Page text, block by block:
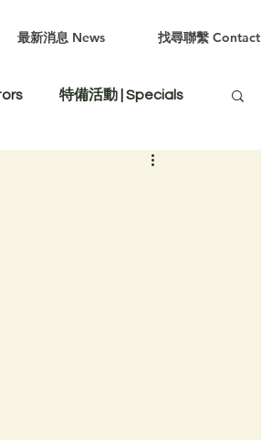
最新消息 News 找尋聯繫 Contact
特備活動 | Specials